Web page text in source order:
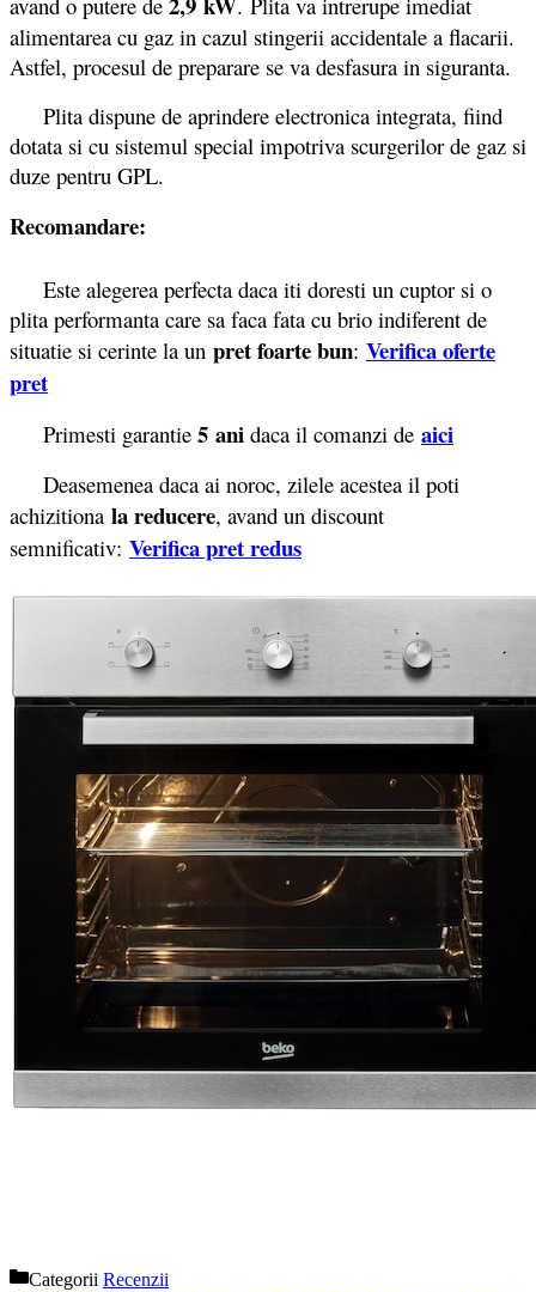
alimentarea cu gaz in cazul stingerii accidentale a flacarii.
Astfel, procesul de preparare se va desfasura in siguranta.
Plita dispune de aprindere electronica integrata, fiind
dotata si cu sistemul special impotriva scurgerilor de gaz si
duze pentru GPL.
Recomandare:
Este alegerea perfecta daca iti doresti un cuptor si o
plita performanta care sa faca fata cu brio indiferent de
situatie si cerinte la un pret foarte bun: Verifica oferte
pret
Primesti garantie 5 ani daca il comanzi de aici
Deasemenea daca ai noroc, zilele acestea il poti
achizitiona la reducere, avand un discount
semnificativ: Verifica pret redus
Categorii Recenzii